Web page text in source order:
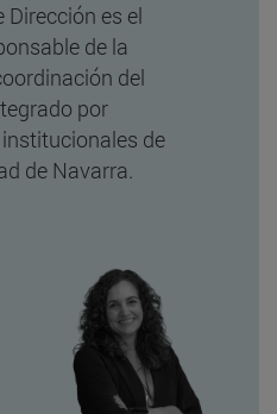
Dirección es el
de la
del
por
de
de Navarra.